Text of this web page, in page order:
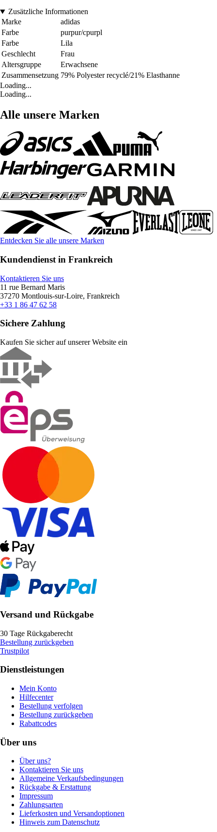
Zusätzliche Informationen
Marke
adidas
Farbe
purpur/cpurpl
Farbe
Lila
Geschlecht
Frau
Altersgruppe
Erwachsene
Zusammensetzung 79% Polyester recyclé/21% Elasthanne
Loading...
Loading...
Alle unsere Marken
Entdecken Sie alle unsere Marken
Kundendienst in Frankreich
Kontaktieren Sie uns
11 rue Bernard Maris
37270 Montlouis-sur-Loire, Frankreich
+33 1 86 47 62 58
Sichere Zahlung
Kaufen Sie sicher auf unserer Website ein
Versand und Rückgabe
30 Tage Rückgaberecht
Bestellung zurückgeben
Trustpilot
Dienstleistungen
Mein Konto
Hilfecenter
Bestellung verfolgen
Bestellung zurückgeben
Rabattcodes
Über uns
Über uns?
Kontaktieren Sie uns
Allgemeine Verkaufsbedingungen
Rückgabe & Erstattung
Impressum
Zahlungsarten
Lieferkosten und Versandoptionen
Hinweis zum Datenschutz